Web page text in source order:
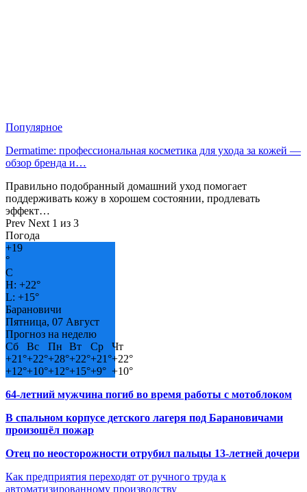
Популярное
Dermatime: профессиональная косметика для ухода за кожей —
обзор бренда и…
Правильно подобранный домашний уход помогает
поддерживать кожу в хорошем состоянии, продлевать
эффект…
Prev Next 1 из 3
Погода
+19
°
C
H: +22°
L: +15°
Барановичи
Пятница, 07 Август
Прогноз на неделю
Сб
Вс Пн Вт Ср
Чт
+21°+22°+28°+22°+21°+22°
+12°+10°+12°+15°+9° +10°
64-летний мужчина погиб во время работы с мотоблоком
В спальном корпусе детского лагеря под Барановичами
произошёл пожар
Отец по неосторожности отрубил пальцы 13-летней дочери
Как предприятия переходят от ручного труда к
автоматизированному производству